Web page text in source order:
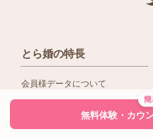
とら婚の特長
会員様データについて
簡
無料体験・カウ